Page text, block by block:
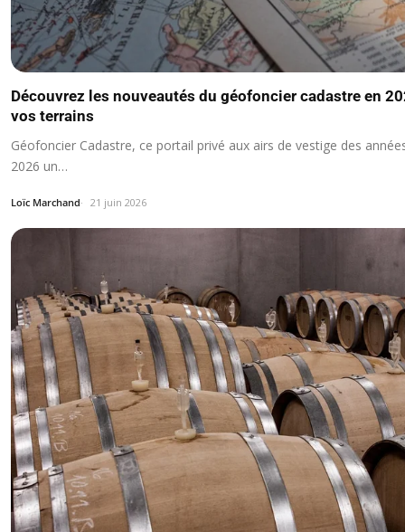
Découvrez les nouveautés du géofoncier cadastre en
vos terrains
Géofoncier Cadastre, ce portail privé aux airs de vestige des
2026 un…
Loïc Marchand 21 juin 2026